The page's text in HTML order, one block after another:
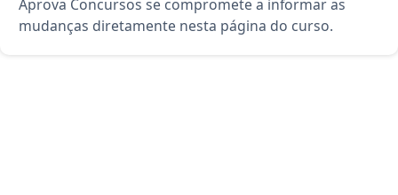
Aprova Concursos se compromete a informar as
mudanças diretamente nesta página do curso.